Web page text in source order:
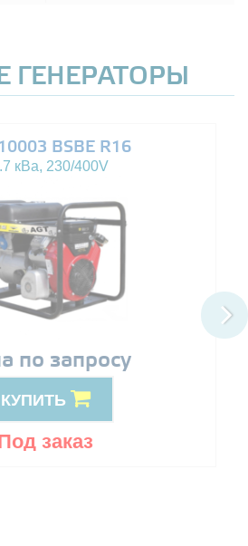
ГЕНЕРАТОРЫ
BSBE R16
кВа, 230/400V
по запросу
КУПИТЬ
заказ